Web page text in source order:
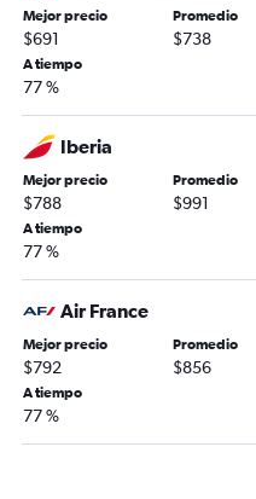
Mejor precio
$691
Promedio
$738
A tiempo
77 %
Iberia
Mejor precio
$788
Promedio
$991
A tiempo
77 %
Air France
Mejor precio
$792
Promedio
$856
A tiempo
77 %